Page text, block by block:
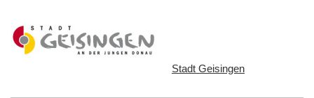
Stadt Geisingen